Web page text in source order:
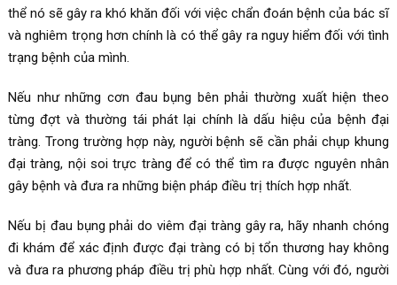
thể nó sẽ gây ra khó khăn đối với việc chẩn đoán bệnh của bác sĩ
và nghiêm trọng hơn chính là có thể gây ra nguy hiểm đối với tình
trạng bệnh của mình.
Nếu như những cơn đau bụng bên phải thường xuất hiện theo
từng đợt và thường tái phát lại chính là dấu hiệu của bệnh đại
tràng. Trong trường hợp này, người bệnh sẽ cần phải chụp khung
đại tràng, nội soi trực tràng để có thể tìm ra được nguyên nhân
gây bệnh và đưa ra những biện pháp điều trị thích hợp nhất.
Nếu bị đau bụng phải do viêm đại tràng gây ra, hãy nhanh chóng
đi khám để xác định được đại tràng có bị tổn thương hay không
và đưa ra phương pháp điều trị phù hợp nhất. Cùng với đó, người